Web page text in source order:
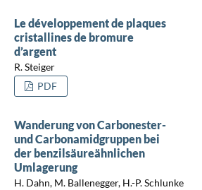
Le développement de plaques
cristallines de bromure
d’argent
R. Steiger
PDF
Wanderung von Carbonester-
und Carbonamidgruppen bei
der benzilsäureähnlichen
Umlagerung
H. Dahn, M. Ballenegger, H.-P. Schlunke